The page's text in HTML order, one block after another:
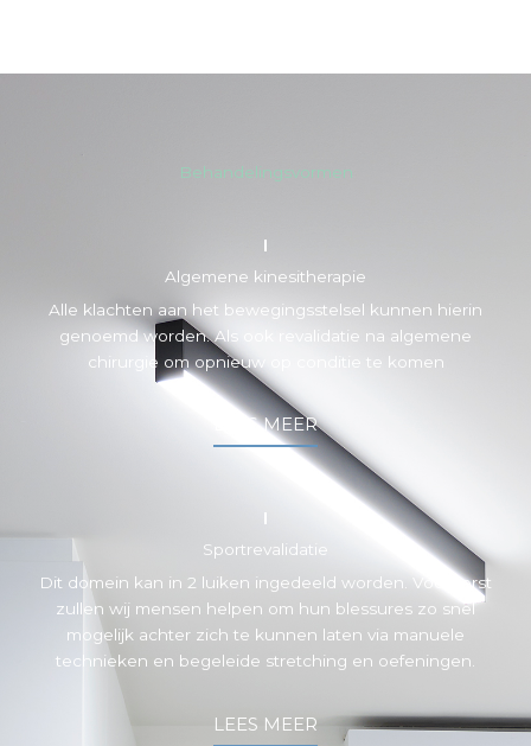
Behandelingsvormen
Algemene kinesitherapie
Alle klachten aan het bewegingsstelsel kunnen hierin
genoemd worden. Als ook revalidatie na algemene
chirurgie om opnieuw op conditie te komen
LEES MEER
Sportrevalidatie
Dit domein kan in 2 luiken ingedeeld worden. Vooreerst
zullen wij mensen helpen om hun blessures zo snel
mogelijk achter zich te kunnen laten via manuele
technieken en begeleide stretching en oefeningen.
LEES MEER